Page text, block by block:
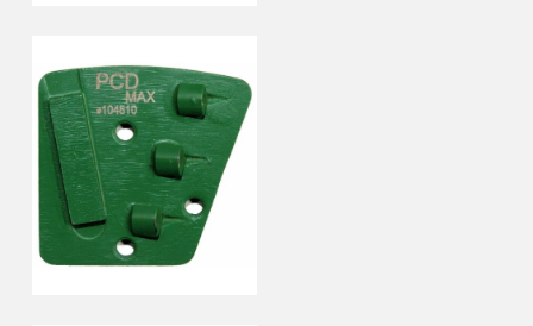
Segment
TRISEG